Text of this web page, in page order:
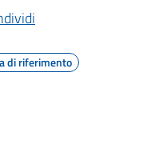
di riferimento